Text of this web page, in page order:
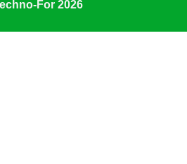
For 2026